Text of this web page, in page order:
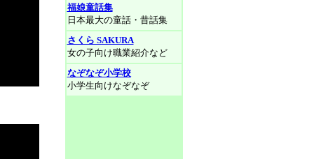
福娘童話集
日本最大の童話・昔話集
さくら SAKURA
女の子向け職業紹介など
なぞなぞ小学校
小学生向けなぞなぞ